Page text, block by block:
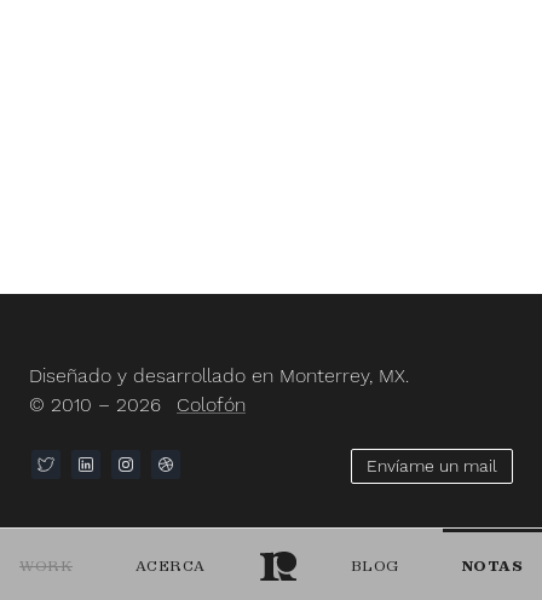
WORK ACERCA BLOG NOTAS
Diseñado y desarrollado en Monterrey, MX.
© 2010 – 2026
Colofón
Envíame un mail